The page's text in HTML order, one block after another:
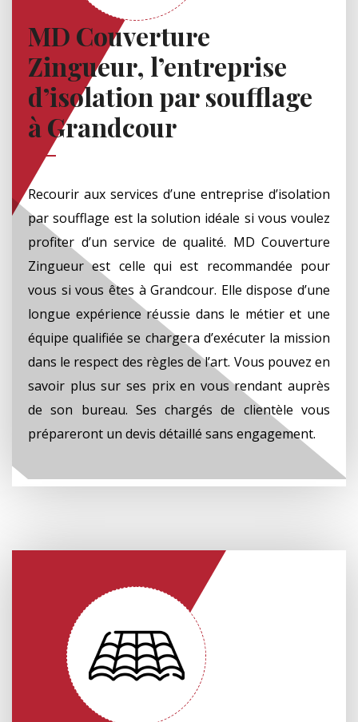
MD Couverture
Zingueur, l’entreprise
d’isolation par soufflage
à Grandcour
Recourir aux services d’une entreprise d’isolation
par soufflage est la solution idéale si vous voulez
profiter d’un service de qualité. MD Couverture
Zingueur est celle qui est recommandée pour
vous si vous êtes à Grandcour. Elle dispose d’une
longue expérience réussie dans le métier et une
équipe qualifiée se chargera d’exécuter la mission
dans le respect des règles de l’art. Vous pouvez en
savoir plus sur ses prix en vous rendant auprès
de son bureau. Ses chargés de clientèle vous
prépareront un devis détaillé sans engagement.